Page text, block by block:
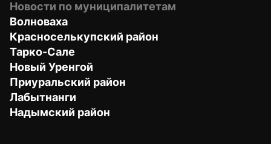
Новости по муниципалитетам
Волноваха
Красноселькупский район
Тарко-Сале
Новый Уренгой
Приуральский район
Лабытнанги
Надымский район